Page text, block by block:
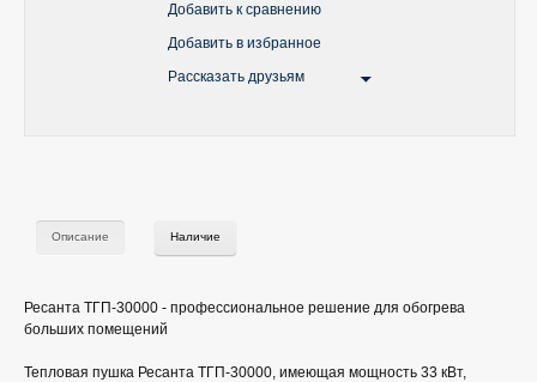
Добавить к сравнению
Добавить в избранное
Рассказать друзьям
Описание Наличие
Ресанта ТГП-30000 - профессиональное решение для обогрева
больших помещений
Тепловая пушка Ресанта ТГП-30000, имеющая мощность 33 кВт,